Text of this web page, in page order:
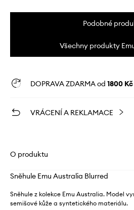
Podobné
Všechny produkty
DOPRAVA ZDARMA od 1800 Kč
VRÁCENÍ A REKLAMACE
O produktu
Sněhule Emu Australia Blurred
Sněhule z kolekce Emu Australia. Model
semišové kůže a syntetického materiálu.